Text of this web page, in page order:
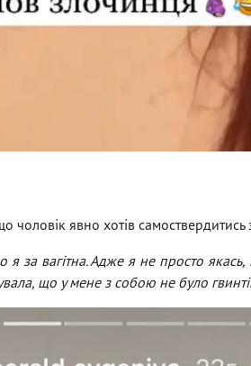
явно хотів самоствердитись
я за вагітна. Адже я не просто
що у мене з собою не було